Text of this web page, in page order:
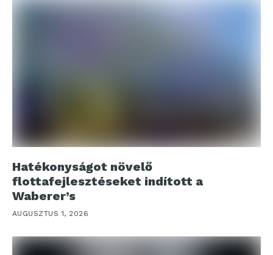
Hatékonyságot növelő
flottafejlesztéseket indított a
Waberer’s
AUGUSZTUS 1, 2026